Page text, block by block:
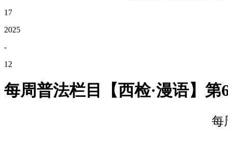
17
2025
-
12
每周普法栏目【西检·漫语】
每